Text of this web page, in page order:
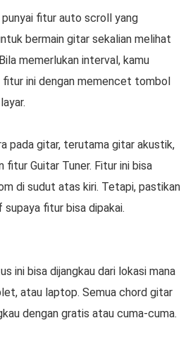
fitur auto scroll yang
bermain gitar sekalian melihat
memerlukan interval, kamu
ini dengan memencet tombol
pada gitar, terutama gitar akustik,
fitur Guitar Tuner. Fitur ini bisa
di sudut atas kiri. Tetapi, pastikan
fitur bisa dipakai.
ini bisa dijangkau dari lokasi mana
atau laptop. Semua chord gitar
dengan gratis atau cuma-cuma.